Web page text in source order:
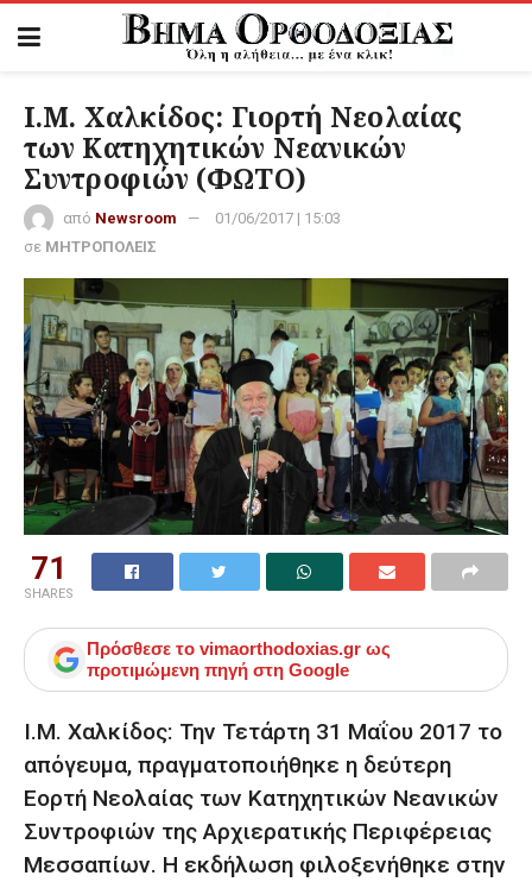
Ι.Μ. Χαλκίδος: Γιορτή Νεολαίας
των Κατηχητικών Νεανικών
Συντροφιών (ΦΩΤΟ)
από Newsroom
01/06/2017 | 15:03
σε ΜΗΤΡΟΠΟΛΕΙΣ
71
SHARES
Πρόσθεσε το vimaorthodoxias.gr ως
προτιμώμενη πηγή στη Google
Ι.Μ. Χαλκίδος: Την Τετάρτη 31 Μαΐου 2017 το
απόγευμα, πραγματοποιήθηκε η δεύτερη
Εορτή Νεολαίας των Κατηχητικών Νεανικών
Συντροφιών της Αρχιερατικής Περιφέρειας
Μεσσαπίων. Η εκδήλωση φιλοξενήθηκε στην